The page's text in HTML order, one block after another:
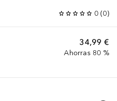
0 (0)
34,99 €
Ahorras 80 %